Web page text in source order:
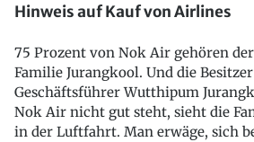
Hinweis auf Kauf von Airlines
75 Prozent von Nok Air gehören
Familie Jurangkool. Und die
Geschäftsführer Wutthipum
Nok Air nicht gut steht, sieht die
in der Luftfahrt. Man erwäge, sich